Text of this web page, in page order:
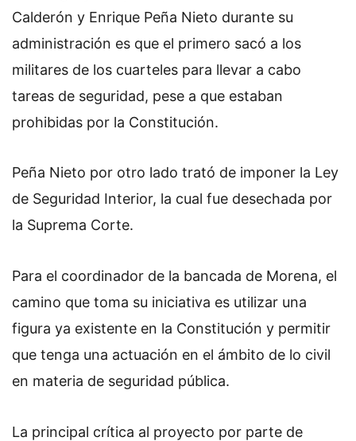
Calderón y Enrique Peña Nieto durante su
administración es que el primero sacó a los
militares de los cuarteles para llevar a cabo
tareas de seguridad, pese a que estaban
prohibidas por la Constitución.
Peña Nieto por otro lado trató de imponer la Ley
de Seguridad Interior, la cual fue desechada por
la Suprema Corte.
Para el coordinador de la bancada de Morena, el
camino que toma su iniciativa es utilizar una
figura ya existente en la Constitución y permitir
que tenga una actuación en el ámbito de lo civil
en materia de seguridad pública.
La principal crítica al proyecto por parte de